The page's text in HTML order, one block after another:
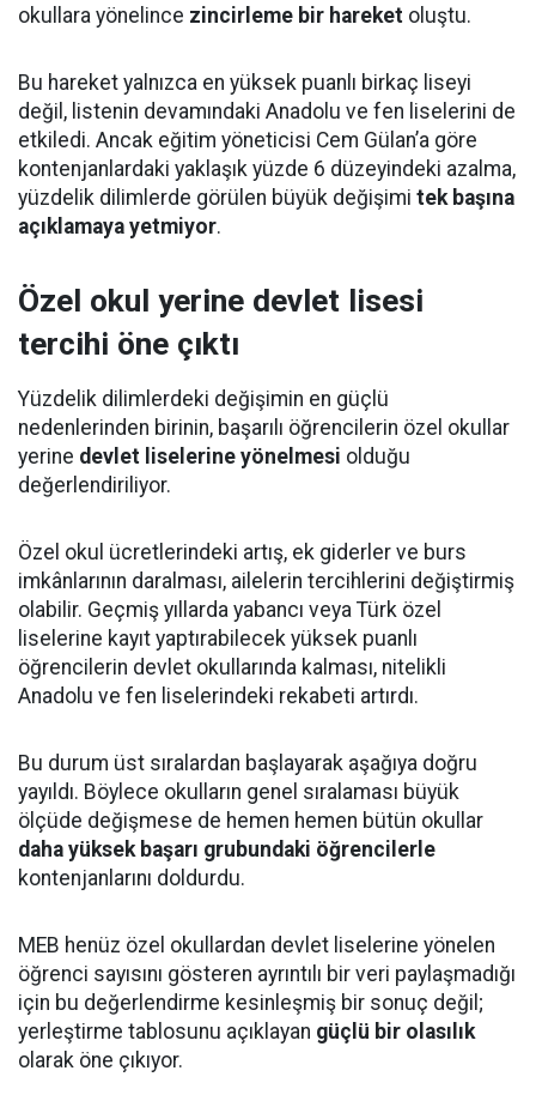
okullara yönelince zincirleme bir hareket oluştu.
Bu hareket yalnızca en yüksek puanlı birkaç liseyi
değil, listenin devamındaki Anadolu ve fen liselerini de
etkiledi. Ancak eğitim yöneticisi Cem Gülan’a göre
kontenjanlardaki yaklaşık yüzde 6 düzeyindeki azalma,
yüzdelik dilimlerde görülen büyük değişimi tek başına
açıklamaya yetmiyor.
Özel okul yerine devlet lisesi
tercihi öne çıktı
Yüzdelik dilimlerdeki değişimin en güçlü
nedenlerinden birinin, başarılı öğrencilerin özel okullar
yerine devlet liselerine yönelmesi olduğu
değerlendiriliyor.
Özel okul ücretlerindeki artış, ek giderler ve burs
imkânlarının daralması, ailelerin tercihlerini değiştirmiş
olabilir. Geçmiş yıllarda yabancı veya Türk özel
liselerine kayıt yaptırabilecek yüksek puanlı
öğrencilerin devlet okullarında kalması, nitelikli
Anadolu ve fen liselerindeki rekabeti artırdı.
Bu durum üst sıralardan başlayarak aşağıya doğru
yayıldı. Böylece okulların genel sıralaması büyük
ölçüde değişmese de hemen hemen bütün okullar
daha yüksek başarı grubundaki öğrencilerle
kontenjanlarını doldurdu.
MEB henüz özel okullardan devlet liselerine yönelen
öğrenci sayısını gösteren ayrıntılı bir veri paylaşmadığı
için bu değerlendirme kesinleşmiş bir sonuç değil;
yerleştirme tablosunu açıklayan güçlü bir olasılık
olarak öne çıkıyor.